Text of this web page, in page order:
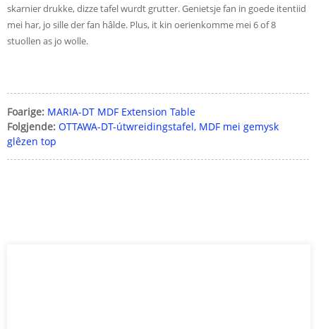
skarnier drukke, dizze tafel wurdt grutter. Genietsje fan in goede itentiid
mei har, jo sille der fan hâlde. Plus, it kin oerienkomme mei 6 of 8
stuollen as jo wolle.
Foarige: MARIA-DT MDF Extension Table
Folgjende: OTTAWA-DT-útwreidingstafel, MDF mei gemysk
glêzen top